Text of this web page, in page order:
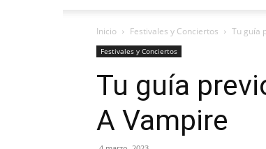
Inicio Festivales y Conciertos Tu guía
Festivales y Conciertos
Tu guía
A Vampire